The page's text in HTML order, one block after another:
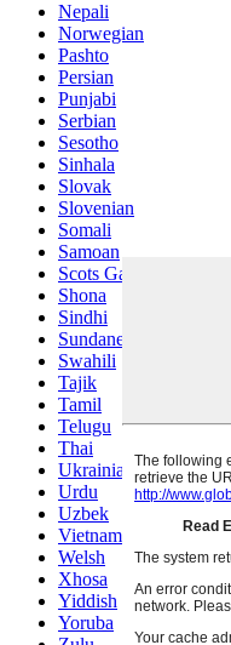
Nepali
Norwegian
Pashto
Persian
Punjabi
Serbian
Sesotho
Sinhala
Slovak
Slovenian
Somali
Samoan
Scots Gaelic
Shona
Sindhi
Sundanese
Swahili
Tajik
Tamil
Telugu
Thai
Ukrainian
Urdu
Uzbek
Vietnamese
Welsh
Xhosa
Yiddish
Yoruba